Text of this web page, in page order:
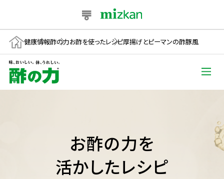
健康情報酢の力お酢を使ったレシピ厚揚げとピーマンの酢豚風
お酢の力を
活かしたレシピ